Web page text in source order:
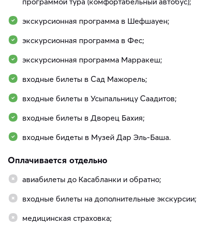
экскурсионная программа в Шефшауен;
экскурсионная программа в Фес;
экскурсионная программа Марракеш;
входные билеты в Сад Мажорель;
входные билеты в Усыпальницу Саадитов;
входные билеты в Дворец Бахия;
входные бидеты в Музей Дар Эль-Баша.
Оплачивается отдельно
авиабилеты до Касабланки и обратно;
входные билеты на дополнительные экскурсии;
медицинская страховка;